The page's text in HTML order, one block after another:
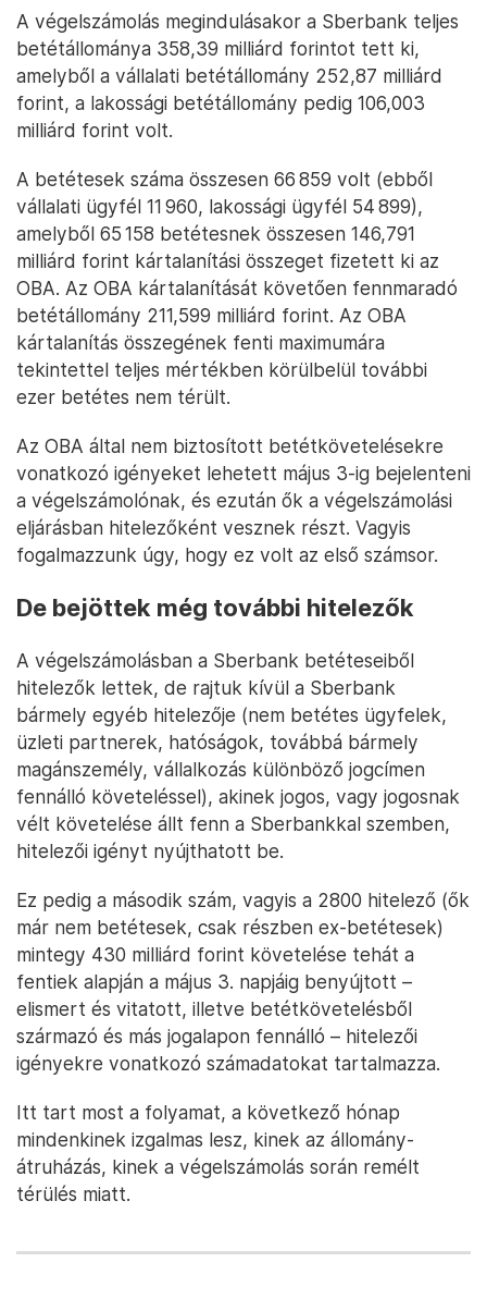
A végelszámolás megindulásakor a Sberbank teljes
betétállománya 358,39 milliárd forintot tett ki,
amelyből a vállalati betétállomány 252,87 milliárd
forint, a lakossági betétállomány pedig 106,003
milliárd forint volt.
A betétesek száma összesen 66 859 volt (ebből
vállalati ügyfél 11 960, lakossági ügyfél 54 899),
amelyből 65 158 betétesnek összesen 146,791
milliárd forint kártalanítási összeget fizetett ki az
OBA. Az OBA kártalanítását követően fennmaradó
betétállomány 211,599 milliárd forint. Az OBA
kártalanítás összegének fenti maximumára
tekintettel teljes mértékben körülbelül további
ezer betétes nem térült.
Az OBA által nem biztosított betétkövetelésekre
vonatkozó igényeket lehetett május 3-ig bejelenteni
a végelszámolónak, és ezután ők a végelszámolási
eljárásban hitelezőként vesznek részt. Vagyis
fogalmazzunk úgy, hogy ez volt az első számsor.
De bejöttek még további hitelezők
A végelszámolásban a Sberbank betéteseiből
hitelezők lettek, de rajtuk kívül a Sberbank
bármely egyéb hitelezője (nem betétes ügyfelek,
üzleti partnerek, hatóságok, továbbá bármely
magánszemély, vállalkozás különböző jogcímen
fennálló követeléssel), akinek jogos, vagy jogosnak
vélt követelése állt fenn a Sberbankkal szemben,
hitelezői igényt nyújthatott be.
Ez pedig a második szám, vagyis a 2800 hitelező (ők
már nem betétesek, csak részben ex-betétesek)
mintegy 430 milliárd forint követelése tehát a
fentiek alapján a május 3. napjáig benyújtott –
elismert és vitatott, illetve betétkövetelésből
származó és más jogalapon fennálló – hitelezői
igényekre vonatkozó számadatokat tartalmazza.
Itt tart most a folyamat, a következő hónap
mindenkinek izgalmas lesz, kinek az állomány-
átruházás, kinek a végelszámolás során remélt
térülés miatt.